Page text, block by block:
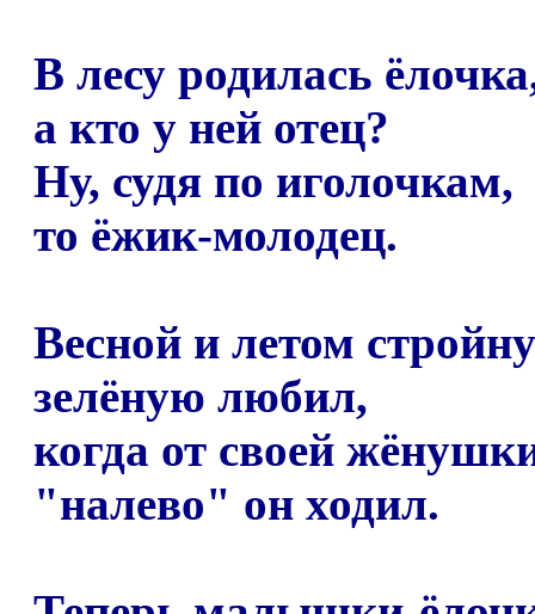
В лесу родилась
а кто у ней отец?
Ну, судя по иголочкам,
то ёжик-молодец.
Весной и летом
зелёную любил,
когда от своей
"налево" он ходил.